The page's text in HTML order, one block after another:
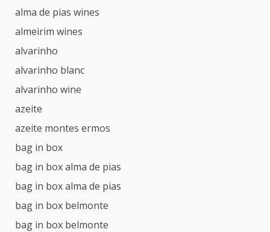
alma de pias wines
almeirim wines
alvarinho
alvarinho blanc
alvarinho wine
azeite
azeite montes ermos
bag in box
bag in box alma de pias
bag in box alma de pias
bag in box belmonte
bag in box belmonte